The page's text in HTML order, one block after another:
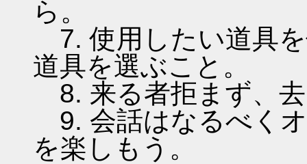
ら。
7. 使用したい道具
道具を選ぶこと。
8. 来る者拒まず、
9. 会話はなるべく
を楽しもう。